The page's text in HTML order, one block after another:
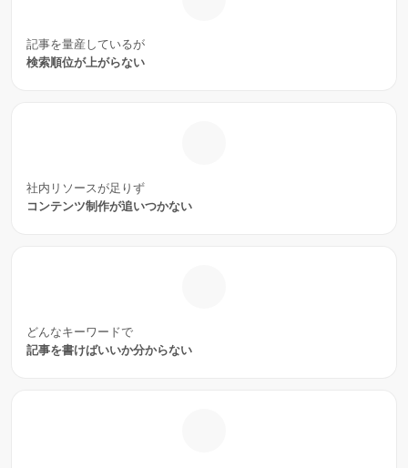
記事を量産しているが
検索順位が上がらない
社内リソースが足りず
コンテンツ制作が追いつかない
どんなキーワードで
記事を書けばいいか分からない